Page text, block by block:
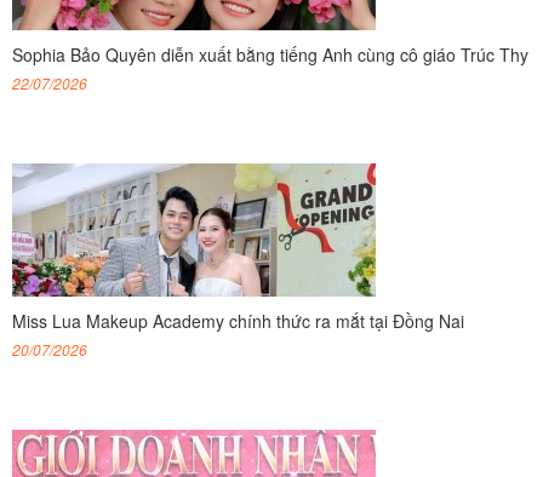
Sophia Bảo Quyên diễn xuất bằng tiếng Anh cùng cô giáo Trúc Thy
22/07/2026
Miss Lua Makeup Academy chính thức ra mắt tại Đồng Nai
20/07/2026